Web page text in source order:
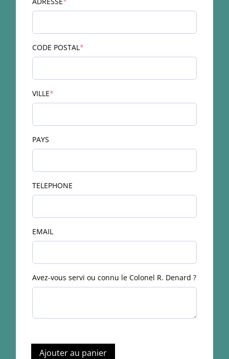
CODE POSTAL*
VILLE*
PAYS
TELEPHONE
EMAIL
Avez-vous servi ou connu le Colonel R. Denard ?
Ajouter au panier